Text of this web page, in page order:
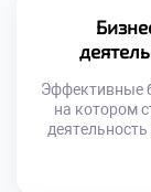
надежность
Бизнес
Эффективные
на котором
деятельность